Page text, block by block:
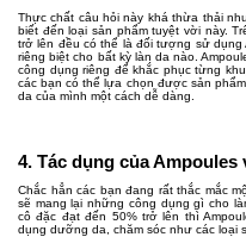
Thực chất câu hỏi này khá thừa thải
biết đến loại sản phẩm tuyệt vời này.
trở lên đều có thể là đối tượng sử dụng
riêng biệt cho bất kỳ làn da nào.
công dụng riêng để khắc phục từng
các bạn có thể lựa chọn được sản
da của mình một cách dễ dàng.
4. Tác dụng của Ampoules
Chắc hẳn các bạn đang rất thắc mắc
sẽ mang lại những công dụng gì cho
cô đặc đạt đến 50% trở lên thì
dụng dưỡng da, chăm sóc như các loại